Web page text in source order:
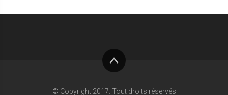
© Copyright 2017. Tout droits réservés